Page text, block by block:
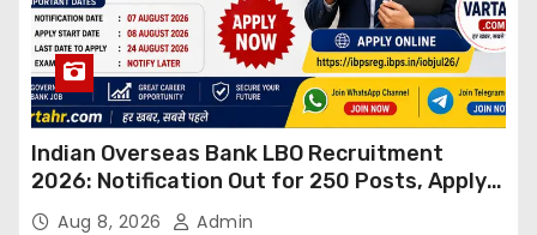
Indian Overseas Bank LBO Recruitment
2026: Notification Out for 250 Posts, Apply
OnlineAug 8, 2026 Admin